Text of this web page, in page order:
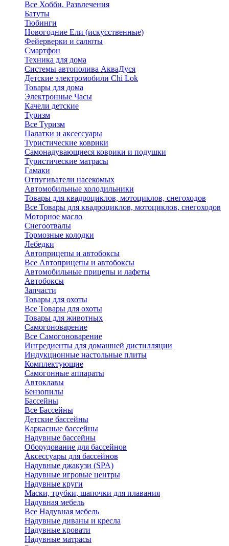
Все Хобби. Развлечения
Батуты
Тюбинги
Новогодние Ели (искусственные)
Фейерверки и салюты
Смартфон
Техника для дома
Системы автополива АкваДуся
Детские электромобили Chi Lok
Товары для дома
Электронные Часы
Качели детские
Туризм
Все Туризм
Палатки и аксессуары
Туристические коврики
Самонадувающиеся коврики и подушки
Туристические матрасы
Гамаки
Отпугиватели насекомых
Автомобильные холодильники
Товары для квадроциклов, мотоциклов, снегоходов
Все Товары для квадроциклов, мотоциклов, снегоходов
Моторное масло
Снегоотвалы
Тормозные колодки
Лебедки
Автоприцепы и автобоксы
Все Автоприцепы и автобоксы
Автомобильные прицепы и лафеты
Автобоксы
Запчасти
Товары для охоты
Все Товары для охоты
Товары для животных
Самогоноварение
Все Самогоноварение
Ингредиенты для домашней дистилляции
Индукционные настольные плиты
Комплектующие
Самогонные аппараты
Автоклавы
Бензопилы
Бассейны
Все Бассейны
Детские бассейны
Каркасные бассейны
Надувные бассейны
Оборудование для бассейнов
Аксессуары для бассейнов
Надувные джакузи (SPA)
Надувные игровые центры
Надувные круги
Маски, трубки, шапочки для плавания
Надувная мебель
Все Надувная мебель
Надувные диваны и кресла
Надувные кровати
Надувные матрасы